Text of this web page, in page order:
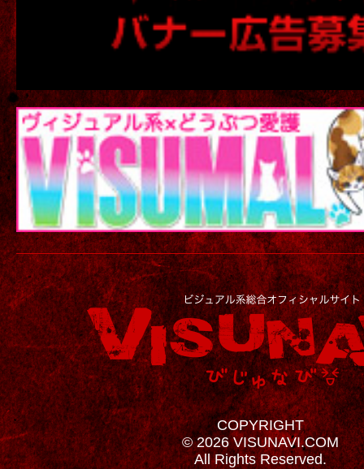
COPYRIGHT
© 2026 VISUNAVI.COM
All Rights Reserved.